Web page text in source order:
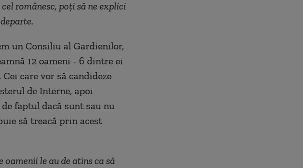
românesc, poți să ne explici
un Consiliu al Gardienilor,
12 oameni - 6 dintre ei
care vor să candideze
de Interne, apoi
faptul dacă sunt sau nu
să treacă prin acest
le au de atins ca să